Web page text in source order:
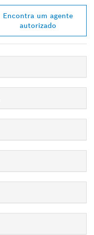
Encontra um agente
autorizado